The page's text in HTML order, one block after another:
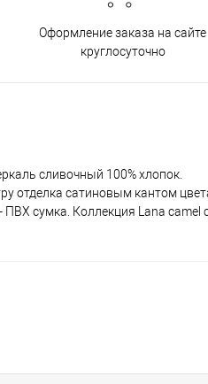
Оформление заказа на сайте
круглосуточно
сливочный 100% хлопок.
отделка сатиновым кантом
ПВХ сумка. Коллекция Lana camel